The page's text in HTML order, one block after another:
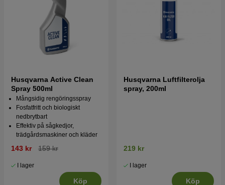
Husqvarna Active Clean
Spray 500ml
Mångsidig rengöringsspray
Fosfatfritt och biologiskt
nedbrytbart
Effektiv på sågkedjor,
trädgårdsmaskiner och kläder
143 kr 159 kr
I lager
Köp
Husqvarna Luftfilterolja
spray, 200ml
219 kr
I lager
Köp